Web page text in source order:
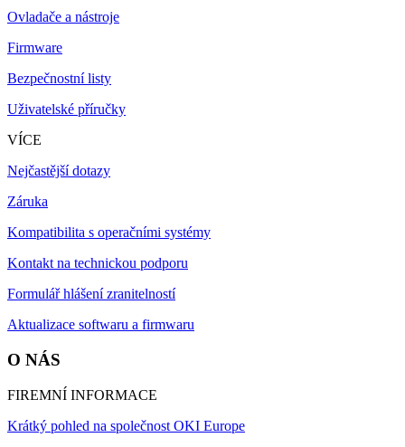
Ovladače a nástroje
Firmware
Bezpečnostní listy
Uživatelské příručky
VÍCE
Nejčastější dotazy
Záruka
Kompatibilita s operačními systémy
Kontakt na technickou podporu
Formulář hlášení zranitelností
Aktualizace softwaru a firmwaru
O NÁS
FIREMNÍ INFORMACE
Krátký pohled na společnost OKI Europe